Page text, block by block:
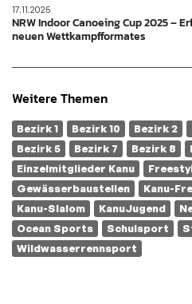
17.11.2025
NRW Indoor Canoeing Cup 2025 –
neuen Wettkampfformates
Weitere Themen
Bezirk 1 Bezirk 10 Bezirk 2
Bezirk 5
Bezirk 7 Bezirk 8
Einzelmitglieder Kanu
Gewässerbaustellen
Kanu-
Kanu-Slalom
KanuJugend
Ocean Sports
Schulsport
Wildwasserrennsport